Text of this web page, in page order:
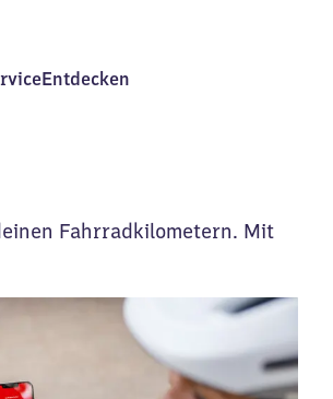
Entdecken
Fahrradkilometern. Mit